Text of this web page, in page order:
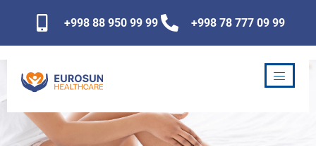
+998 88 950 99 99 +998 78 777 09 99